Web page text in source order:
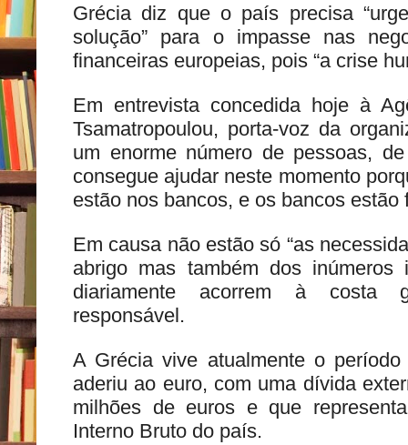
Grécia diz que o país precisa
solução” para o impasse nas
financeiras europeias, pois “a crise
Em entrevista concedida hoje à
Tsamatropoulou, porta-voz da
um enorme número de pessoas,
consegue ajudar neste momento
estão nos bancos, e os bancos estão
Em causa não estão só “as
abrigo mas também dos inúmeros
diariamente acorrem à costa
responsável.
A Grécia vive atualmente o
aderiu ao euro, com uma dívida
milhões de euros e que
Interno Bruto do país.